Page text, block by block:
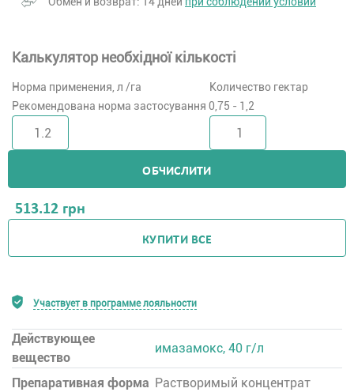
Калькулятор необхідної кількості
Норма применения, л /га
Количество гектар
Рекомендована норма застосування 0,75 - 1,2
ОБЧИСЛИТИ
513.12 грн
КУПИТИ ВСЕ
Участвует в программе лояльности
Действующее
вещество
имазамокс, 40 г/л
Препаративная форма Растворимый концентрат